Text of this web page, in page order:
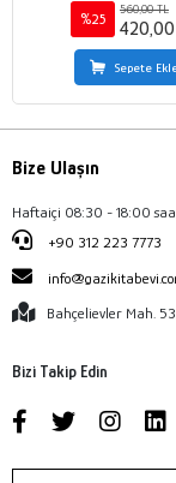
%25
560,00 TL
Sepete
Bize Ulaşın
Haftaiçi 08:30 - 18:00
+90 312 223 7773
Bahçelievler Mah.
Bizi Takip Edin